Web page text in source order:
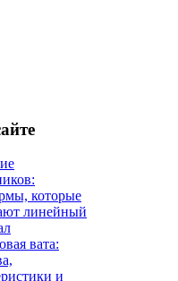
которые
линейный
вата:
и